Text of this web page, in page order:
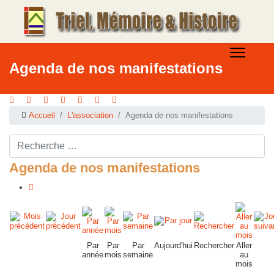
Agenda de nos manifestations
Accueil L'association Agenda de nos manifestations
Rechercher ...
Agenda de nos manifestations
Par
année
Par
mois
Par
semaine
Aujourd'hui Rechercher Aller
au
mois